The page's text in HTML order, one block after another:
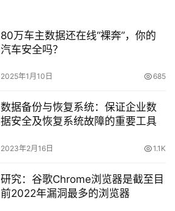
80万车主数据还在线“裸奔”，你的
汽车安全吗？
2025年1月10日 685
数据备份与恢复系统：保证企业数
据安全及恢复系统故障的重要工具
2023年2月16日 1.1K
研究：谷歌Chrome浏览器是截至目
前2022年漏洞最多的浏览器